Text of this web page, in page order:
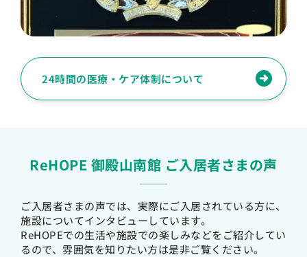
24時間の医療・ケア体制について
ReHOPE 御殿山南館 ご入居者さまの声
ご入居者さまの声では、実際にご入居されている方に、
施設についてインタビューしています。
ReHOPEでの生活や施設での楽しみなどをご紹介してい
るので、雰囲気を知りたい方は是非ご覧ください。